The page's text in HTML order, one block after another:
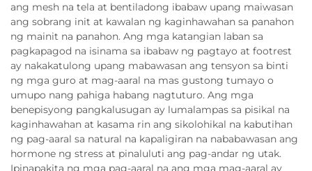
ang mesh na tela at bentiladong ibabaw upang maiwasan
ang sobrang init at kawalan ng kaginhawahan sa panahon
ng mainit na panahon. Ang mga katangian laban sa
pagkapagod na isinama sa ibabaw ng pagtayo at footrest
ay nakakatulong upang mabawasan ang tensyon sa binti
ng mga guro at mag-aaral na mas gustong tumayo o
umupo nang pahiga habang nagtuturo. Ang mga
benepisyong pangkalusugan ay lumalampas sa pisikal na
kaginhawahan at kasama rin ang sikolohikal na kabutihan
ng pag-aaral sa natural na kapaligiran na nababawasan ang
hormone ng stress at pinaluluti ang pag-andar ng utak.
Ipinapakita ng mga pag-aaral na ang mga mag-aaral ay